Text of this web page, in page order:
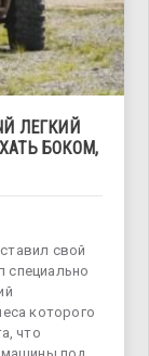
ЛЕГКИЙ
БОКОМ,
свой
которого
что